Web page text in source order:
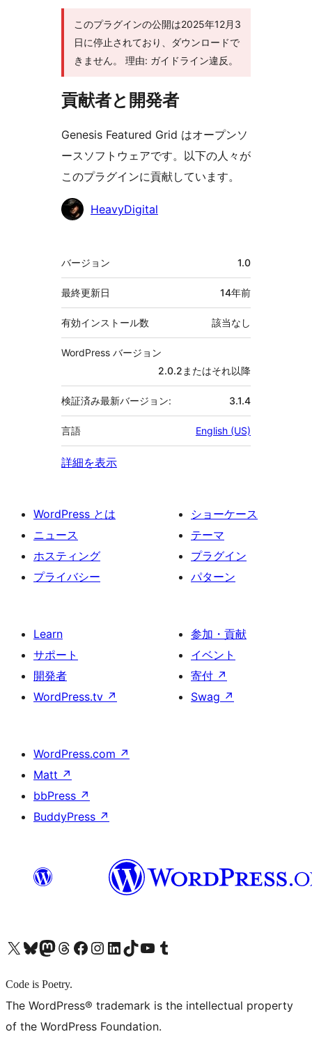
このプラグインの公開は2025年12月3
日に停止されており、ダウンロードで
きません。 理由: ガイドライン違反。
貢献者と開発者
Genesis Featured Grid はオープンソ
ースソフトウェアです。以下の人々が
このプラグインに貢献しています。
貢
HeavyDigital
メ
タ
バージョン 1.0
最終更新日 14年前
有効インストール数 該当なし
WordPress バージョン
2.0.2またはそれ以降
検証済み最新バージョン: 3.1.4
言語 English (US)
詳細を表示
WordPress とは
ニュース
ホスティング
プライバシー
ショーケース
テーマ
プラグイン
パターン
Learn
サポート
開発者
WordPress.tv ↗
参加・貢献
イベント
寄付 ↗
Swag ↗
WordPress.com ↗
Matt ↗
bbPress ↗
BuddyPress ↗
X (旧 Twitter) アカウントへBluesky アカウントへMastodon アカウントへThreads アカウントへ Facebook ページへInstagram アカウントへ LinkedIn アカウントへTikTok アカウントへYouTube チャンネルへ Tumblr アカウントへ
Code is Poetry.
The WordPress® trademark is the intellectual property
of the WordPress Foundation.